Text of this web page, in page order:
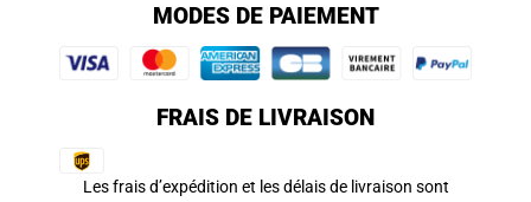
MODES DE PAIEMENT
FRAIS DE LIVRAISON
Les frais d’expédition et les délais de livraison sont